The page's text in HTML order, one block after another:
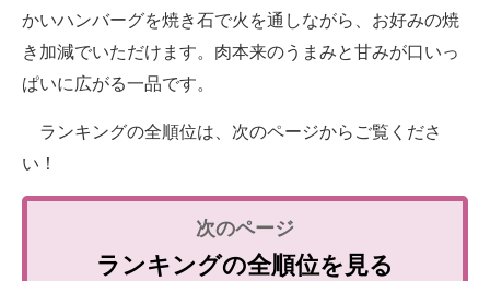
かいハンバーグを焼き石で火を通しながら、お好みの焼
き加減でいただけます。肉本来のうまみと甘みが口いっ
ぱいに広がる一品です。
ランキングの全順位は、次のページからご覧くださ
い！
ランキングの全順位を見る